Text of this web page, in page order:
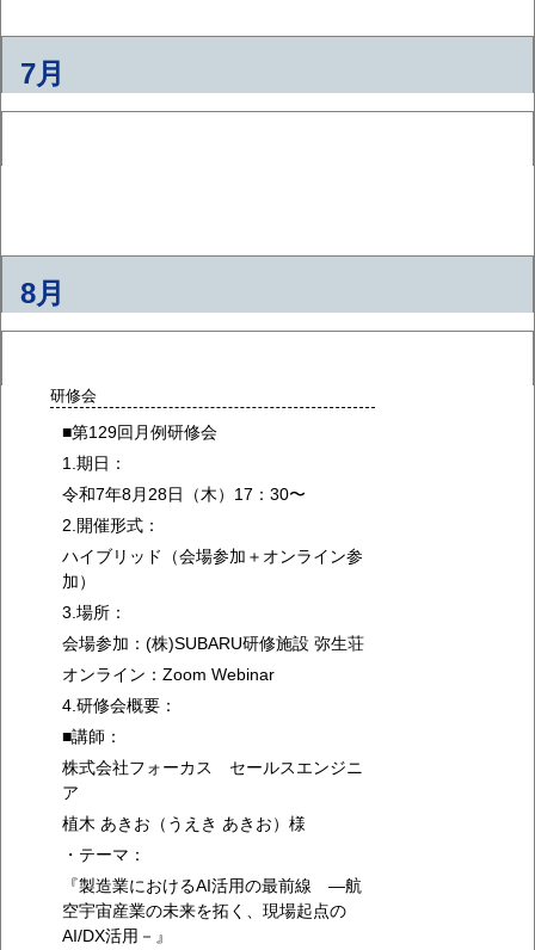
7月
8月
研修会
■第129回月例研修会
1.期日：
令和7年8月28日（木）17：30〜
2.開催形式：
ハイブリッド（会場参加＋オンライン参
加）
3.場所：
会場参加：(株)SUBARU研修施設 弥生荘
オンライン：Zoom Webinar
4.研修会概要：
■講師：
株式会社フォーカス セールスエンジニ
ア
植木 あきお（うえき あきお）様
・テーマ：
『製造業におけるAI活用の最前線 ―航
空宇宙産業の未来を拓く、現場起点の
AI/DX活用－』